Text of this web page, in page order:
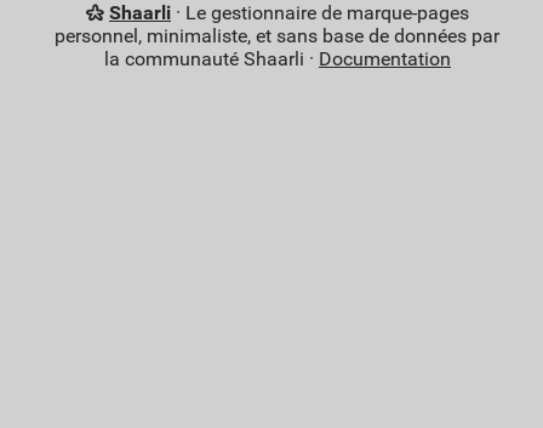
Shaarli· Le gestionnaire de marque-pages
personnel, minimaliste, et sans base de données par
la communauté Shaarli · Documentation